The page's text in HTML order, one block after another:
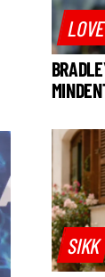
LOVE
SIKK